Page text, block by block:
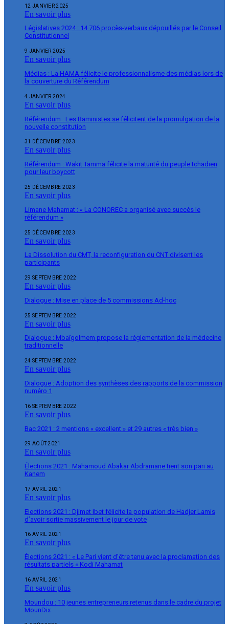
12 JANVIER 2025
En savoir plus
Législatives 2024 : 14 706 procès-verbaux dépouillés par le Conseil
Constitutionnel
9 JANVIER 2025
En savoir plus
Médias : La HAMA félicite le professionnalisme des médias lors de
la couverture du Référendum
4 JANVIER 2024
En savoir plus
Référendum : Les Baministes se félicitent de la promulgation de la
nouvelle constitution
31 DÉCEMBRE 2023
En savoir plus
Référendum : Wakit Tamma félicite la maturité du peuple tchadien
pour leur boycott
25 DÉCEMBRE 2023
En savoir plus
Limane Mahamat : « La CONOREC a organisé avec succès le
référendum »
25 DÉCEMBRE 2023
En savoir plus
La Dissolution du CMT, la reconfiguration du CNT divisent les
participants
29 SEPTEMBRE 2022
En savoir plus
Dialogue : Mise en place de 5 commissions Ad-hoc
25 SEPTEMBRE 2022
En savoir plus
Dialogue : Mbaïgolmem propose la réglementation de la médecine
traditionnelle
24 SEPTEMBRE 2022
En savoir plus
Dialogue : Adoption des synthèses des rapports de la commission
numéro 1
16 SEPTEMBRE 2022
En savoir plus
Bac 2021 : 2 mentions « excellent » et 29 autres « très bien »
29 AOÛT 2021
En savoir plus
Élections 2021 : Mahamoud Abakar Abdramane tient son pari au
Kanem
17 AVRIL 2021
En savoir plus
Elections 2021 : Djimet Ibet félicite la population de Hadjer Lamis
d’avoir sortie massivement le jour de vote
16 AVRIL 2021
En savoir plus
Élections 2021 : « Le Pari vient d’être tenu avec la proclamation des
résultats partiels « Kodi Mahamat
16 AVRIL 2021
En savoir plus
Moundou : 10 jeunes entrepreneurs retenus dans le cadre du projet
MounDix